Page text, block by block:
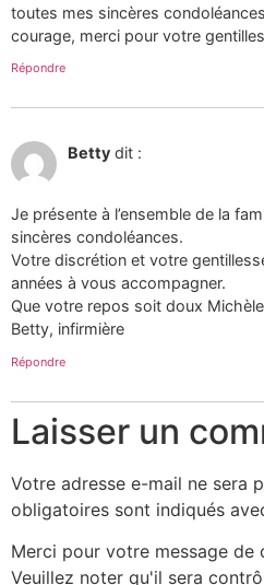
toutes mes sincères
courage, merci pour votre
Répondre
Betty dit :
Je présente à l’ensemble de la
sincères condoléances.
Votre discrétion et votre
années à vous accompagner.
Que votre repos soit doux
Betty, infirmière
Répondre
Laisser un
Votre adresse e-mail ne sera
obligatoires sont indiqués
Merci pour votre message de
Veuillez noter qu'il sera